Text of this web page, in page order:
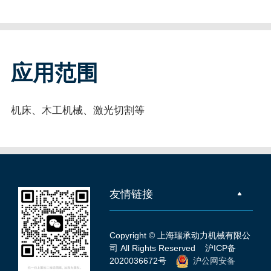
应用范围
机床、木工机械、激光切割等
友情链接
Copyright © 上海瑞承动力机械有限公
司 All Rights Reserved沪ICP备
2020036672号
沪公网安备